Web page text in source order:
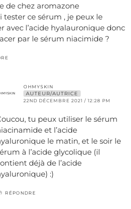
de chez aromazone
tester ce sérum , je peux le
avec l’acide hyalauronique donc
par le sérum niacimide ?
OHMYSKIN
AUTEUR/AUTRICE
22ND DÉCEMBRE 2021 / 12:28 PM
tu peux utiliser le sérum
et l’acide
le matin, et le soir le
à l’acide glycolique (il
déjà de l’acide
:)
RÉPONDRE